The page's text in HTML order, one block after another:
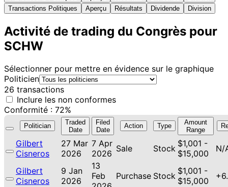
Transactions Politiques
Aperçu Résultats Dividende Division
Activité de trading du Congrès pour
SCHW
Sélectionner pour mettre en évidence sur le graphique
Politicien
26 transactions
Inclure les non conformes
Conformité : 72%
Politician
Traded
Date
Filed
Date
Action Type
Amount
Range
Gilbert
Cisneros
27 Mar
2026
7 Apr
2026 Sale Stock $1,001 -
$15,000
N/
Gilbert
Cisneros
9 Jan
2026
13
Feb
Purchase Stock $1,001 -
$15,000